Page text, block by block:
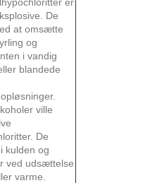
De
at omsætte
og
i vandig
blandede
ville
De
kulden og
ved udsættelse
varme.